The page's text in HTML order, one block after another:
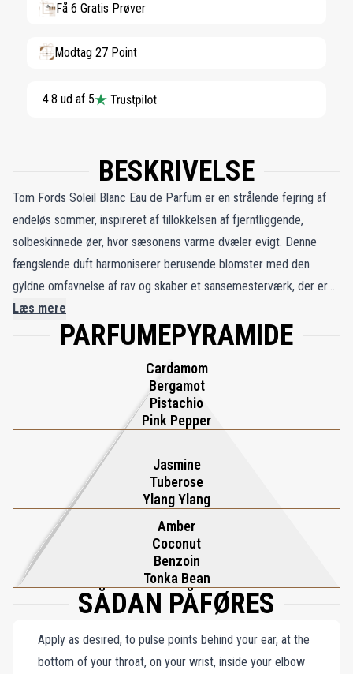
Få 6 Gratis Prøver
Modtag 27 Point
4.8 ud af 5
BESKRIVELSE
Tom Fords Soleil Blanc Eau de Parfum er en strålende fejring af
endeløs sommer, inspireret af tillokkelsen af ​​fjerntliggende,
solbeskinnede øer, hvor sæsonens varme dvæler evigt. Denne
fængslende duft harmoniserer berusende blomster med den
gyldne omfavnelse af rav og skaber et sansemesterværk, der er
både pulserende og forfriskende levende. En del af Private Blend-
kollektionen, Soleil Blanc legemliggør ren luksus, der udstråler
med den friske lysstyrke fra bergamot og det subtile krydderi af
pink peber, der udfolder sig i tuberoses tidløse ynde, som giver
duften dens cremede blomsterdybde. Disse omhyggeligt udvalgte
ingredienser smelter sammen for at danne en unikt vanedannende
blanding, der efterlader et uforglemmeligt spor af sofistikering. Et
sandt bevis på overdådighed, Soleil Blanc forvandler hver spritz til
en sanselig flugt, hvilket gør den til den perfekte følgesvend for
dem, der søger forkælelse og uforglemmelige øjeblikke af
lyksalighed.
Læs mere
PARFUMEPYRAMIDE
Cardamom
Bergamot
Pistachio
Pink Pepper
Jasmine
Tuberose
Ylang Ylang
Amber
Coconut
Benzoin
Tonka Bean
SÅDAN PÅFØRES
Apply as desired, to pulse points behind your ear, at the
bottom of your throat, on your wrist, inside your elbow